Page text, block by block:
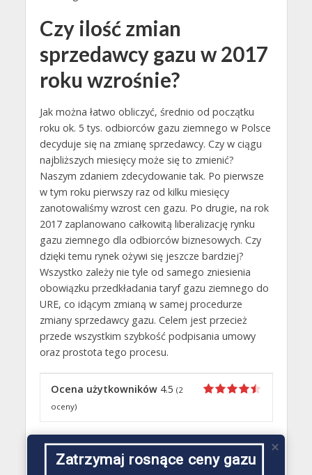
Czy ilość zmian
sprzedawcy gazu w 2017
roku wzrośnie?
Jak można łatwo obliczyć, średnio od początku
roku ok. 5 tys. odbiorców gazu ziemnego w Polsce
decyduje się na zmianę sprzedawcy. Czy w ciągu
najbliższych miesięcy może się to zmienić?
Naszym zdaniem zdecydowanie tak. Po pierwsze
w tym roku pierwszy raz od kilku miesięcy
zanotowaliśmy wzrost cen gazu. Po drugie, na rok
2017 zaplanowano całkowitą liberalizację rynku
gazu ziemnego dla odbiorców biznesowych. Czy
dzięki temu rynek ożywi się jeszcze bardziej?
Wszystko zależy nie tyle od samego zniesienia
obowiązku przedkładania taryf gazu ziemnego do
URE, co idącym zmianą w samej procedurze
zmiany sprzedawcy gazu. Celem jest przecież
przede wszystkim szybkość podpisania umowy
oraz prostota tego procesu.
Ocena użytkowników 4.5 (2
oceny)
Przeczytaj także
Zatrzymaj rosnące ceny gazu